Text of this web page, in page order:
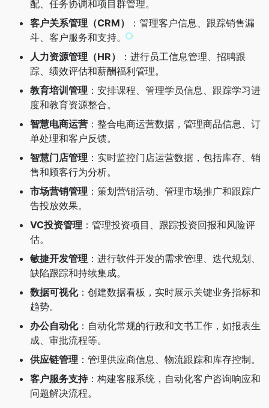
配、任务协调和项目群管理。
客户关系管理（CRM）
：管理客户信息、跟踪销售漏
斗、客户服务和支持。
人力资源管理（HR）
：进行员工信息管理、招聘跟
踪、绩效评估和薪酬福利管理。
教育培训管理 ：安排课程、管理学员信息、跟踪学习进
度和教育资源整合。
智慧电商运营 ：整合电商运营数据，管理商品信息、订
单处理和客户反馈。
智慧门店管理 ：实时监控门店运营数据，包括库存、销
售和顾客行为分析。
市场营销管理 ：策划营销活动、管理市场推广和跟踪广
告投放效果。
VC投资管理 ：管理投资项目、跟踪投资回报和风险评
估。
敏捷开发管理 ：进行软件开发的需求管理、迭代规划、
缺陷跟踪和持续集成。
数据可视化：创建数据看板，实时展示关键业务指标和
趋势。
办公自动化：自动化常规的行政和文书工作，如报表生
成、审批流程等。
供应链管理 ：管理供应商信息、物流跟踪和库存控制。
客户服务支持：构建客服系统，自动化客户咨询响应和
问题解决流程。